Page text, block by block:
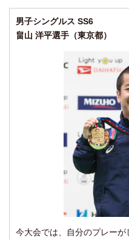
男子シングルス SS6
畠山 洋平選手（東京都）
今大会では、自分のプレー